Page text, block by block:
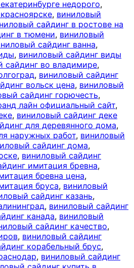
недорого,
, виниловый
сайдинг в ростове на
в тюмени, виниловый
сайдинг ванна,
, виниловый сайдинг виды
сайдинг во владимире,
, виниловый сайдинг
вольск цена, виниловый
сайдинг горючесть,
лайн официальный сайт,
, виниловый сайдинг деке
для деревянного дома,
наружных работ, виниловый
сайдинг дома,
, виниловый сайдинг
имитация бревна,
бревна цена,
бруса, виниловый
сайдинг казань,
, виниловый сайдинг
канада, виниловый
сайдинг качество,
, виниловый сайдинг
корабельный брус,
, виниловый сайдинг